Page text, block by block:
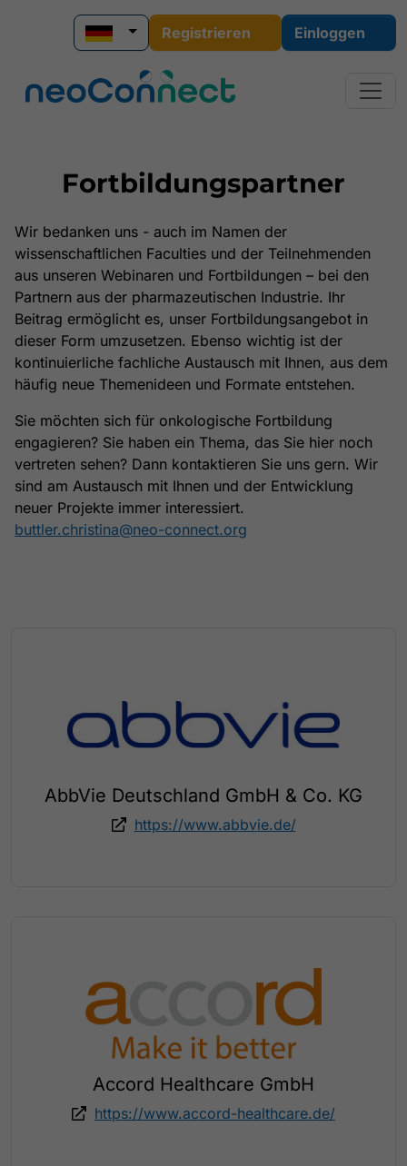
Registrieren Einloggen
Fortbildungspartner
Wir bedanken uns - auch im Namen der
wissenschaftlichen Faculties und der Teilnehmenden
aus unseren Webinaren und Fortbildungen – bei den
Partnern aus der pharmazeutischen Industrie. Ihr
Beitrag ermöglicht es, unser Fortbildungsangebot in
dieser Form umzusetzen. Ebenso wichtig ist der
kontinuierliche fachliche Austausch mit Ihnen, aus dem
häufig neue Themenideen und Formate entstehen.
Sie möchten sich für onkologische Fortbildung
engagieren? Sie haben ein Thema, das Sie hier noch
vertreten sehen? Dann kontaktieren Sie uns gern. Wir
sind am Austausch mit Ihnen und der Entwicklung
neuer Projekte immer interessiert.
buttler.christina@neo-connect.org
AbbVie Deutschland GmbH & Co. KG
https://www.abbvie.de/
Accord Healthcare GmbH
https://www.accord-healthcare.de/